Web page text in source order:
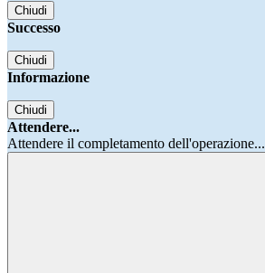
Chiudi
Successo
Chiudi
Informazione
Chiudi
Attendere...
Attendere il completamento dell'operazione...